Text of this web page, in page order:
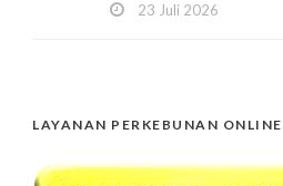
23 Juli 2026
LAYANAN PERKEBUNAN ONLINE